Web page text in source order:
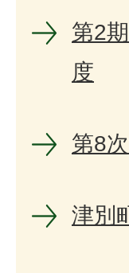
第2
度
第8
津別